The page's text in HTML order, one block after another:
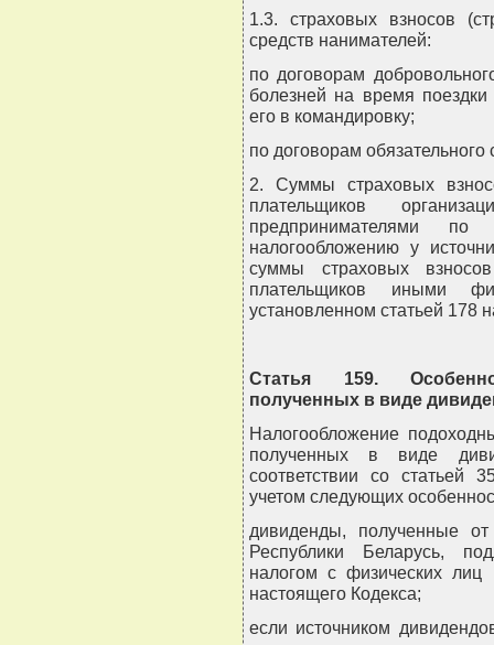
1.3. страховых взносов
средств нанимателей:
по договорам
болезней на время
его в командировку;
по договорам обязательного
2. Суммы страховых
плательщиков
предпринимателями по
налогообложению у
суммы страховых
плательщиков иными
установленном статьей 178
Статья 159.
полученных в виде
Налогообложение
полученных в виде
соответствии со статьей
учетом следующих
дивиденды, полученные
Республики Беларусь,
налогом с физических лиц
настоящего Кодекса;
если источником